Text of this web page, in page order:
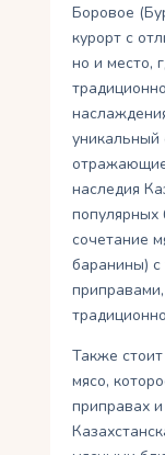
Боровое
курорт с
но и место,
отражающие
наследия
популярных
сочетание
баранины) с
Также
мясо,
приправах